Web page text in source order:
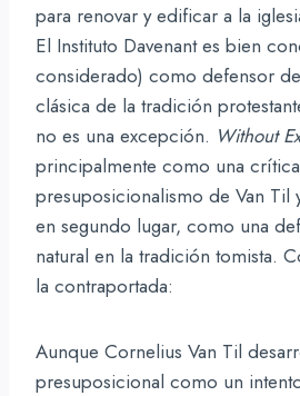
para renovar y edificar a la
El Instituto Davenant es bien
considerado) como defensor
clásica de la tradición
no es una excepción. Without
principalmente como una
presuposicionalismo de Van Til
en segundo lugar, como una
natural en la tradición tomista.
la contraportada:
Aunque Cornelius Van Til
presuposicional como un